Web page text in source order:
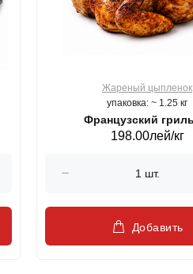
Жареный цыпленок
упаковка: ~ 1.25 кг
Французский
198.00лей/кг
Добавить